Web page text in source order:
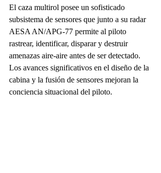
El caza multirol posee un sofisticado
subsistema de sensores que junto a su radar
AESA AN/APG-77 permite al piloto
rastrear, identificar, disparar y destruir
amenazas aire-aire antes de ser detectado.
Los avances significativos en el diseño de la
cabina y la fusión de sensores mejoran la
conciencia situacional del piloto.